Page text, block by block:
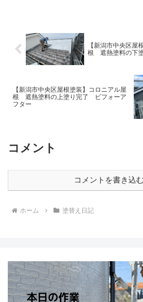
【新潟市中央区屋
根 遮熱塗料の下
【新潟市中央区屋根塗装】コロニアル屋
根 遮熱塗料の上塗り完了 ビフォーア
フター
コメント
コメントを書き込む
ホーム 塗替え日記